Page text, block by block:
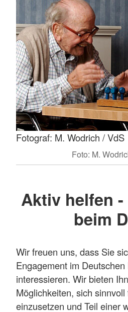
Fotograf: M. Wodrich / VdS
Foto: M.
Aktiv helfen
beim
Wir freuen uns, dass Sie
Engagement im
interessieren. Wir bieten
Möglichkeiten, sich
einzusetzen und Teil einer